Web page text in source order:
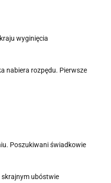
wyginięcia
nabiera rozpędu. Pierwsze
Poszukiwani świadkowie
skrajnym ubóstwie